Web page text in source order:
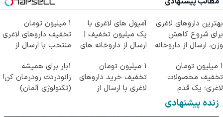
بهترین داروهای لاغری
برای شروع کاهش
وزن، ارسال از داروخانه
آمپول های لاغری با
یک میلیون تخفیف |
ارسال از داروخانه های
۱ میلیون تومان
تخفیف داروهای لاغری
منتخب با ارسال از
۱ میلیون تومان
تخفیف محصولات
لاغری؛ یک قدم
نزدیک‌تر به شروع
کاهش وزن
1 میلیون تومان
تخفیف خرید داروهای
لاغری با ارسال از
1بار برای همیشه
زانودردت رودرمان کن!
(تکنولوژی آلمان)
زنده پیشنهادی